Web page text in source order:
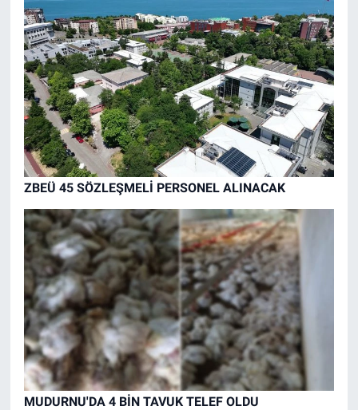
ZBEÜ 45 SÖZLEŞMELİ PERSONEL ALINACAK
MUDURNU'DA 4 BİN TAVUK TELEF OLDU